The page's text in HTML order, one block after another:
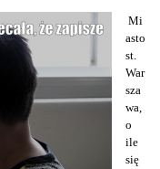
Mi
asto
st.
War
sza
wa,
o
ile
się